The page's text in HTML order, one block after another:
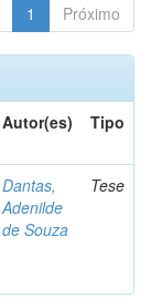
1 Próximo
Autor(es) Tipo
Dantas,
Adenilde
de Souza
Tese